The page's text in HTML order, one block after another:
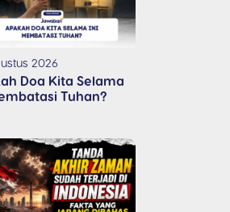
2026
Doa Kita Selama
Tuhan?